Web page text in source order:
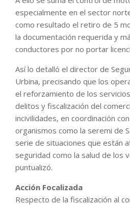
especialmente en el sector
como resultado el retiro de 5
la documentación requerida y
conductores por no portar
Así lo detalló el director de
Urbina, precisando que los
el reforzamiento de los
delitos y fiscalización del
incivilidades, en coordinación
organismos como la seremi de
serie de situaciones que están
seguridad como la salud de los
puntualizó.
Acción Focalizada
Respecto de la fiscalización al